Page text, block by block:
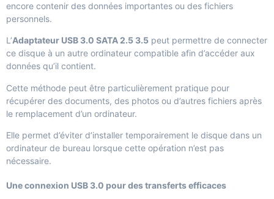
encore contenir des données importantes ou des fichiers
personnels.
L’Adaptateur USB 3.0 SATA 2.5 3.5 peut permettre de connecter
ce disque à un autre ordinateur compatible afin d’accéder aux
données qu’il contient.
Cette méthode peut être particulièrement pratique pour
récupérer des documents, des photos ou d’autres fichiers après
le remplacement d’un ordinateur.
Elle permet d’éviter d’installer temporairement le disque dans un
ordinateur de bureau lorsque cette opération n’est pas
nécessaire.
Une connexion USB 3.0 pour des transferts efficaces